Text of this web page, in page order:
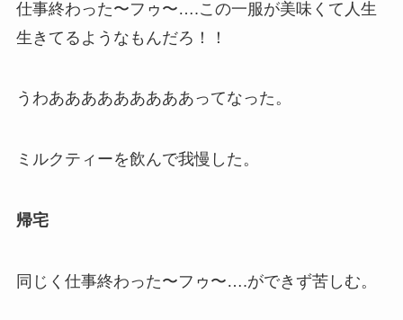
仕事終わった〜フゥ〜….この一服が美味くて人生
生きてるようなもんだろ！！
うわあああああああああってなった。
ミルクティーを飲んで我慢した。
帰宅
同じく仕事終わった〜フゥ〜….ができず苦しむ。